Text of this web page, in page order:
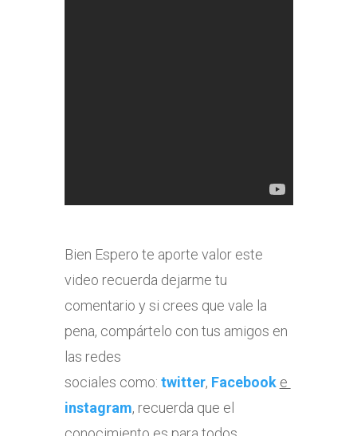
Bien Espero te aporte valor este
video recuerda dejarme tu
comentario y si crees que vale la
pena, compártelo con tus amigos en
las redes
sociales como: twitter, Facebook e
instagram, recuerda que el